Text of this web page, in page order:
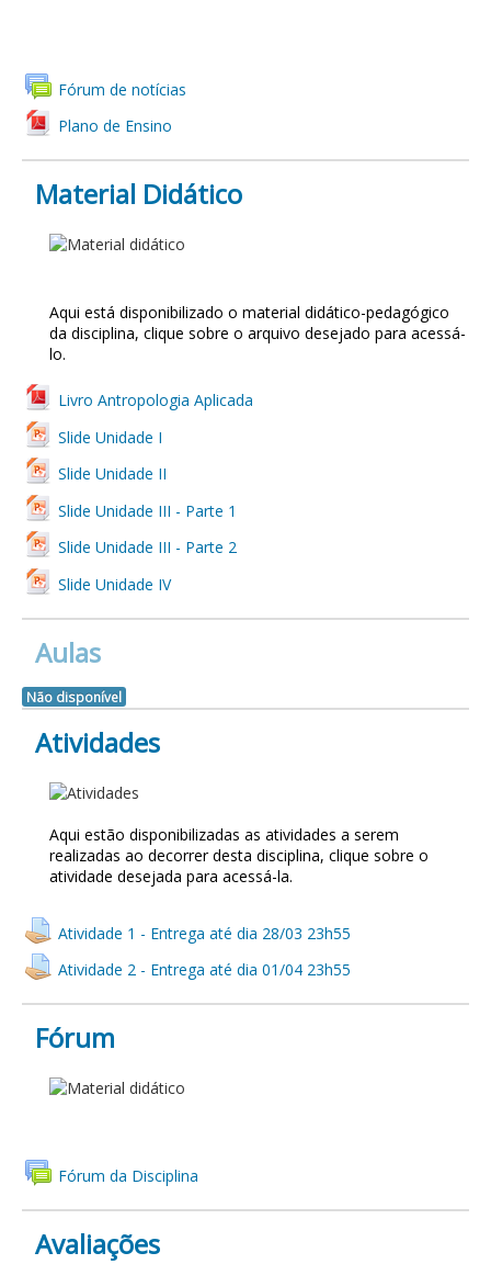
Fórum de notícias
Plano de Ensino
Material Didático
Aqui está disponibilizado o material didático-pedagógico
da disciplina, clique sobre o arquivo desejado para acessá-
lo.
Livro Antropologia Aplicada
Slide Unidade I
Slide Unidade II
Slide Unidade III - Parte 1
Slide Unidade III - Parte 2
Slide Unidade IV
Aulas
Não disponível
Atividades
Aqui estão disponibilizadas as atividades a serem
realizadas ao decorrer desta disciplina, clique sobre o
atividade desejada para acessá-la.
Atividade 1 - Entrega até dia 28/03 23h55
Atividade 2 - Entrega até dia 01/04 23h55
Fórum
Fórum da Disciplina
Avaliações